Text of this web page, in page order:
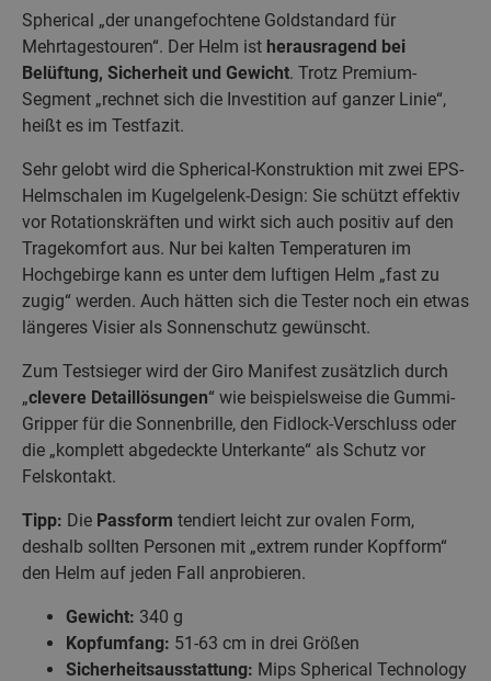
Spherical „der unangefochtene Goldstandard für
Mehrtagestouren“. Der Helm ist herausragend bei
Belüftung, Sicherheit und Gewicht. Trotz Premium-
Segment „rechnet sich die Investition auf ganzer Linie“,
heißt es im Testfazit.
Sehr gelobt wird die Spherical-Konstruktion mit zwei EPS-
Helmschalen im Kugelgelenk-Design: Sie schützt effektiv
vor Rotationskräften und wirkt sich auch positiv auf den
Tragekomfort aus. Nur bei kalten Temperaturen im
Hochgebirge kann es unter dem luftigen Helm „fast zu
zugig“ werden. Auch hätten sich die Tester noch ein etwas
längeres Visier als Sonnenschutz gewünscht.
Zum Testsieger wird der Giro Manifest zusätzlich durch
„clevere Detaillösungen“ wie beispielsweise die Gummi-
Gripper für die Sonnenbrille, den Fidlock-Verschluss oder
die „komplett abgedeckte Unterkante“ als Schutz vor
Felskontakt.
Tipp: Die Passform tendiert leicht zur ovalen Form,
deshalb sollten Personen mit „extrem runder Kopfform“
den Helm auf jeden Fall anprobieren.
Gewicht: 340 g
Kopfumfang: 51-63 cm in drei Größen
Sicherheitsausstattung: Mips Spherical Technology